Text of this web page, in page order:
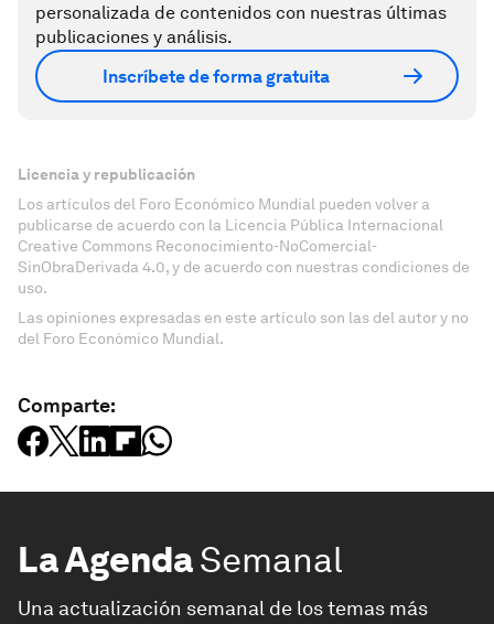
personalizada de contenidos con nuestras últimas
publicaciones y análisis.
Inscríbete de forma gratuita
Licencia y republicación
Los artículos del Foro Económico Mundial pueden volver a
publicarse de acuerdo con la Licencia Pública Internacional
Creative Commons Reconocimiento-NoComercial-
SinObraDerivada 4.0, y de acuerdo con nuestras condiciones de
uso.
Las opiniones expresadas en este artículo son las del autor y no
del Foro Económico Mundial.
Comparte:
La AgendaSemanal
Una actualización semanal de los temas más